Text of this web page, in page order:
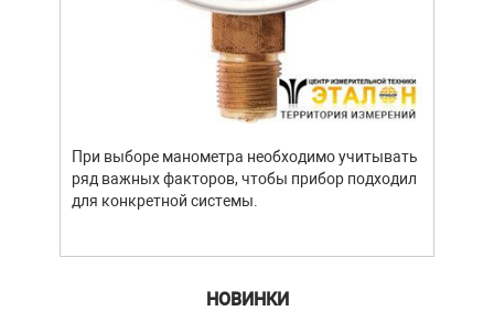
При выборе манометра необходимо учитывать
ряд важных факторов, чтобы прибор подходил
для конкретной системы.
НОВИНКИ